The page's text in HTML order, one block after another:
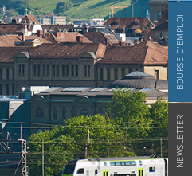
BOURSE D'EMPLOI
NEWSLETTER